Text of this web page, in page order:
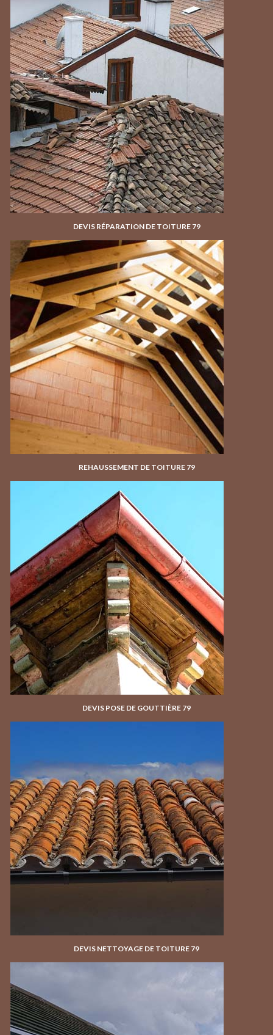
DEVIS RÉPARATION DE TOITURE 79
REHAUSSEMENT DE TOITURE 79
DEVIS POSE DE GOUTTIÈRE 79
DEVIS NETTOYAGE DE TOITURE 79